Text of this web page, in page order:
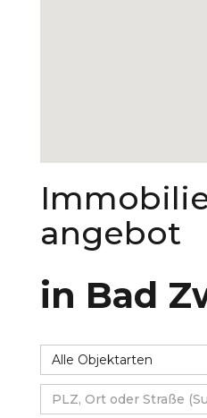
angebot
in Bad
Alle Objektarten